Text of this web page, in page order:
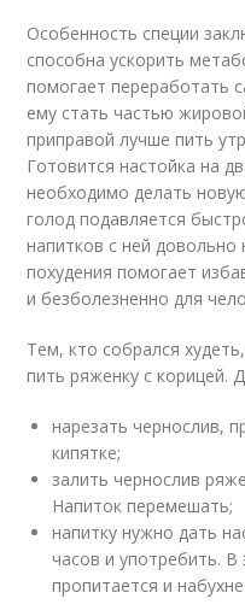
Особенность специи
способна ускорить
помогает переработать
ему стать частью
приправой лучше пить
Готовится настойка на
необходимо делать
голод подавляется
напитков с ней довольно
похудения помогает
и безболезненно для
Тем, кто собрался
пить ряженку с корицей.
нарезать чернослив,
кипятке;
залить чернослив
Напиток перемешать;
напитку нужно дать
часов и употребить.
пропитается и